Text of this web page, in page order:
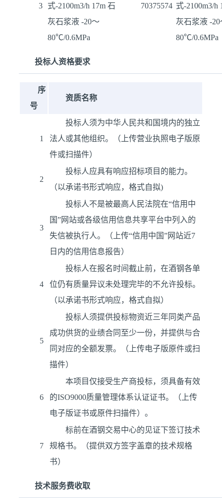
3 式-2100m3/h 17m 石
灰石浆液 -20～
80℃/0.6MPa
70375574 式-2100m3/h
灰石浆液 -20
80℃/0.6MPa
投标人资格要求
序
号
资质名称
1
投标人须为中华人民共和国境内的独立
法人或其他组织。（上传营业执照电子版原
件或扫描件）
2
投标人应具有响应招标项目的能力。
（以承诺书形式响应，格式自拟)
3
投标人不是被最高人民法院在“信用中
国”网站或各级信用信息共享平台中列入的
失信被执行人。（上传“信用中国”网站近7
日内的信用信息报告）
4
投标人在报名时间截止前，在酒钢各单
位仍有质量异议未处理完毕的不允许投标。
（以承诺书形式响应，格式自拟）
5
投标人须提供投标物资近三年同类产品
成功供货的业绩合同至少一份，并提供与合
同对应的全额发票。（上传电子版原件或扫
描件）
6
本项目仅接受生产商投标，须具备有效
的ISO9000质量管理体系认证证书。（上传
电子版证书或原件扫描件）。
7
标前在酒钢交易中心的见证下签订技术
规格书。（提供双方签字盖章的技术规格
书）
技术服务费收取